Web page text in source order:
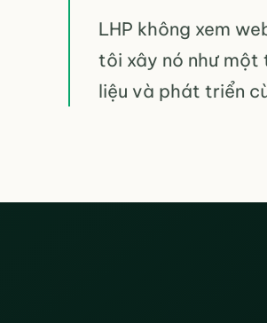
LHP không xem
tôi xây nó như một
liệu và phát triển